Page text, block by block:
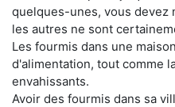
quelques-unes, vous devez
les autres ne sont
Les fourmis dans une
d'alimentation, tout comme
envahissants.
Avoir des fourmis dans sa